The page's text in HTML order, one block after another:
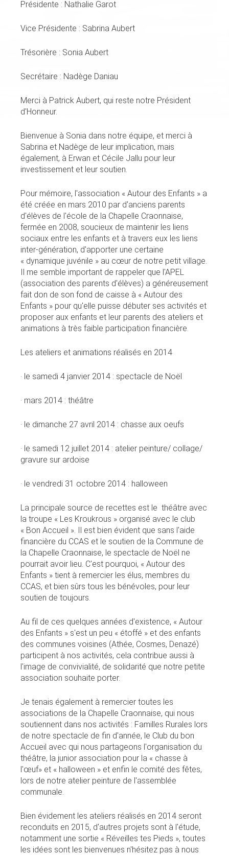
Présidente : Nathalie Garot
Vice Présidente : Sabrina Aubert
Trésorière : Sonia Aubert
Secrétaire : Nadège Daniau
Merci à Patrick Aubert, qui reste notre Président
d'Honneur.
Bienvenue à Sonia dans notre équipe, et merci à
Sabrina et Nadège de leur implication, mais
également, à Erwan et Cécile Jallu pour leur
investissement et leur soutien.
Pour mémoire, l'association « Autour des Enfants » a
été créée en mars 2010 par d'anciens parents
d'élèves de l'école de la Chapelle Craonnaise,
fermée en 2008, soucieux de maintenir les liens
sociaux entre les enfants et à travers eux les liens
inter-génération, d'apporter une certaine
« dynamique juvénile » au cœur de notre petit village.
Il me semble important de rappeler que l'APEL
(association des parents d'élèves) a généreusement
fait don de son fond de caisse à « Autour des
Enfants » pour qu'elle puisse débuter ses activités et
proposer aux enfants et leur parents des ateliers et
animations à très faible participation financière.
Les ateliers et animations réalisés en 2014
· le samedi 4 janvier 2014 : spectacle de Noël
· mars 2014 : théâtre
· le dimanche 27 avril 2014 : chasse aux oeufs
· le samedi 12 juillet 2014 : atelier peinture/ collage/
gravure sur ardoise
· le vendredi 31 octobre 2014 : halloween
La principale source de recettes est le théâtre avec
la troupe « Les Kroukrous » organisé avec le club
« Bon Accueil ». Il est bien évident que sans l'aide
financière du CCAS et le soutien de la Commune de
la Chapelle Craonnaise, le spectacle de Noël ne
pourrait avoir lieu. C'est pourquoi, « Autour des
Enfants » tient à remercier les élus, membres du
CCAS, et bien sûrs tous les bénévoles, pour leur
soutien de toujours.
Au fil de ces quelques années d'existence, « Autour
des Enfants » s'est un peu « étoffé » et des enfants
des communes voisines (Athée, Cosmes, Denazé)
participent à nos activités, cela contribue aussi à
l'image de convivialité, de solidarité que notre petite
association souhaite porter.
Je tenais également à remercier toutes les
associations de la Chapelle Craonnaise, qui nous
soutiennent dans nos activités : Familles Rurales lors
de notre spectacle de fin d'année, le Club du bon
Accueil avec qui nous partageons l'organisation du
théâtre, la junior association pour la « chasse à
l'œuf» et « halloween » et enfin le comité des fêtes,
lors de notre atelier peinture de l'assemblée
communale.
Bien évidement les ateliers réalisés en 2014 seront
reconduits en 2015, d'autres projets sont à l'étude,
notamment une sortie « Réveilles tes Pieds », toutes
les idées sont les bienvenues n'hésitez pas à nous